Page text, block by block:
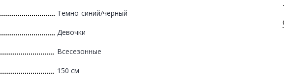
Темно-синий/черный
Девочки
Всесезонные
150 см